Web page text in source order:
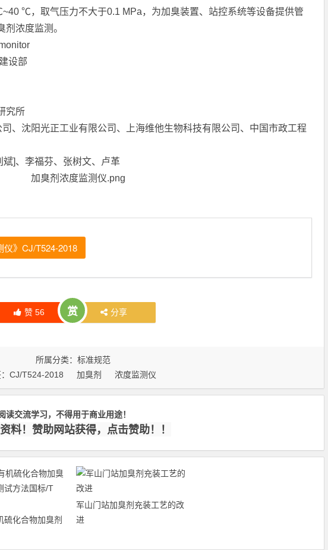
℃，取气压力不大于0.1 MPa，为加臭装置、站控系统等设备提供管
浓度监测。
设部
究所
、沈阳光正工业有限公司、上海维他生物科技有限公司、中国市政工程
]、李福芬、张树文、卢革
》CJ/T524-2018
赞56 赏 分享
所属分类：标准规范
CJ/T524-2018 加臭剂 浓度监测仪
交流学习，不得用于商业用途！
料！赞助网站获得，点击赞助！！
硫化合物加臭剂
军山门站加臭剂充装工艺的改
进